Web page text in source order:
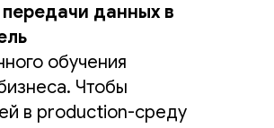
данных в
обучения
Чтобы
в production-среду